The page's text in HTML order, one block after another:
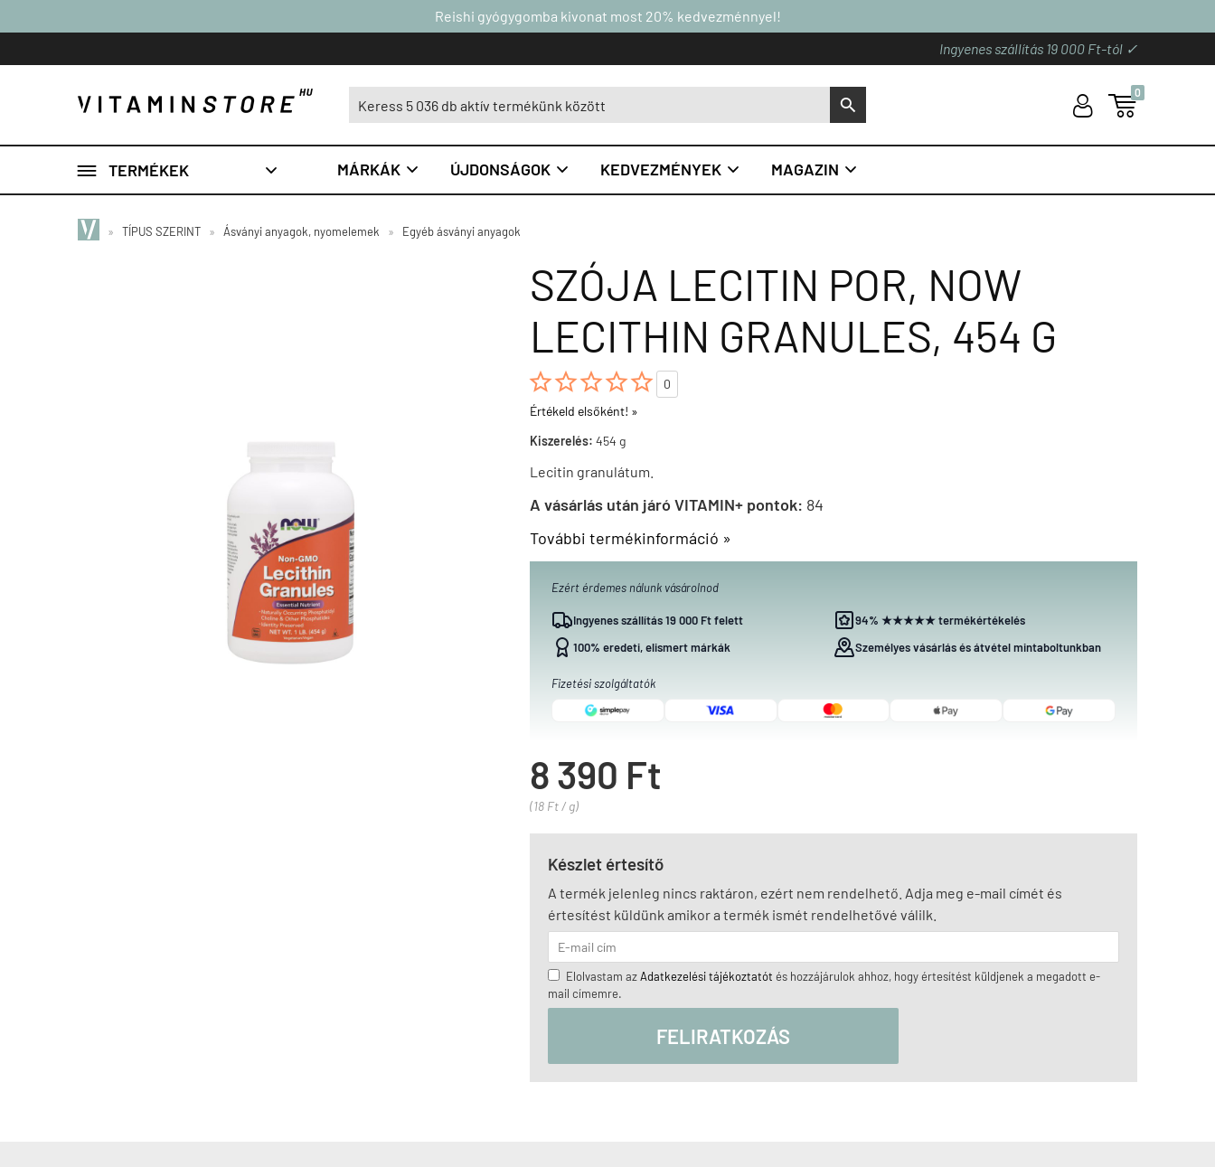
Reishi gyógygomba kivonat most 20% kedvezménnyel!
Ingyenes szállítás 19 000 Ft-tól ✓
S U 
0
 TERMÉKEK  MÁRKÁK  ÚJDONSÁGOK  KEDVEZMÉNYEK  MAGAZIN 
» TÍPUS SZERINT » Ásványi anyagok, nyomelemek » Egyéb ásványi anyagok
SZÓJA LECITIN POR, NOW
LECITHIN GRANULES, 454 G

0
Értékeld elsőként! »
Kiszerelés: 454 g
Lecitin granulátum.
A vásárlás után járó VITAMIN+ pontok: 84
További termékinformáció »
Ezért érdemes nálunk vásárolnod
Ingyenes szállítás 19 000 Ft felett
94% ★★★★★ termékértékelés
100% eredeti, elismert márkák
Személyes vásárlás és átvétel mintaboltunkban
Fizetési szolgáltatók
8 390 Ft
(18 Ft / g)
Készlet értesítő
A termék jelenleg nincs raktáron, ezért nem rendelhető. Adja meg e-mail címét és
értesítést küldünk amikor a termék ismét rendelhetővé válilk.
Elolvastam azAdatkezelési tájékoztatót és hozzájárulok ahhoz, hogy értesítést küldjenek a megadott e-
mail címemre.
FELIRATKOZÁS